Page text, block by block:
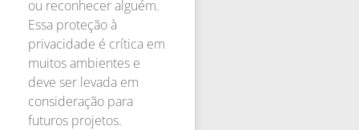
ou reconhecer alguém.
Essa proteção à
privacidade é crítica em
muitos ambientes e
deve ser levada em
consideração para
futuros projetos.